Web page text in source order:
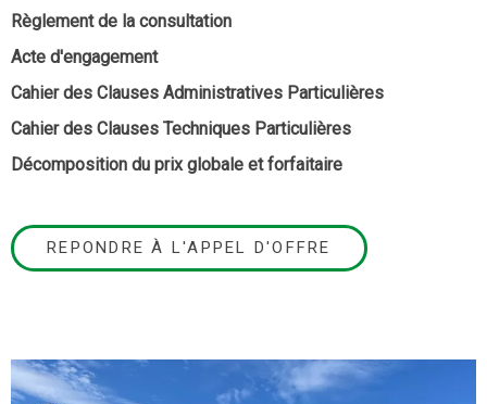
Règlement de la consultation
Acte d'engagement
Cahier des Clauses Administratives Particulières
Cahier des Clauses Techniques Particulières
Décomposition du prix globale et forfaitaire
REPONDRE À L'APPEL D'OFFRE